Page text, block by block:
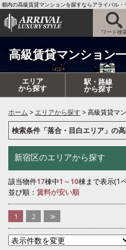
都内の高級賃貸マンションを探すならアライバル
ワード検
高級賃貸マンション
エリア
から探す
駅・路線
から探す
ホーム エリアから探す 高級賃貸マ
検索条件「落合・目白エリア」の
新宿区のエリアから探す
該当物件17棟中1～10棟まで表示(1
並び順： 賃料が安い順
1 2 >>